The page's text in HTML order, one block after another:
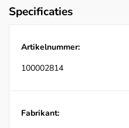
Specificaties
Artikelnummer:
100002814
Fabrikant: